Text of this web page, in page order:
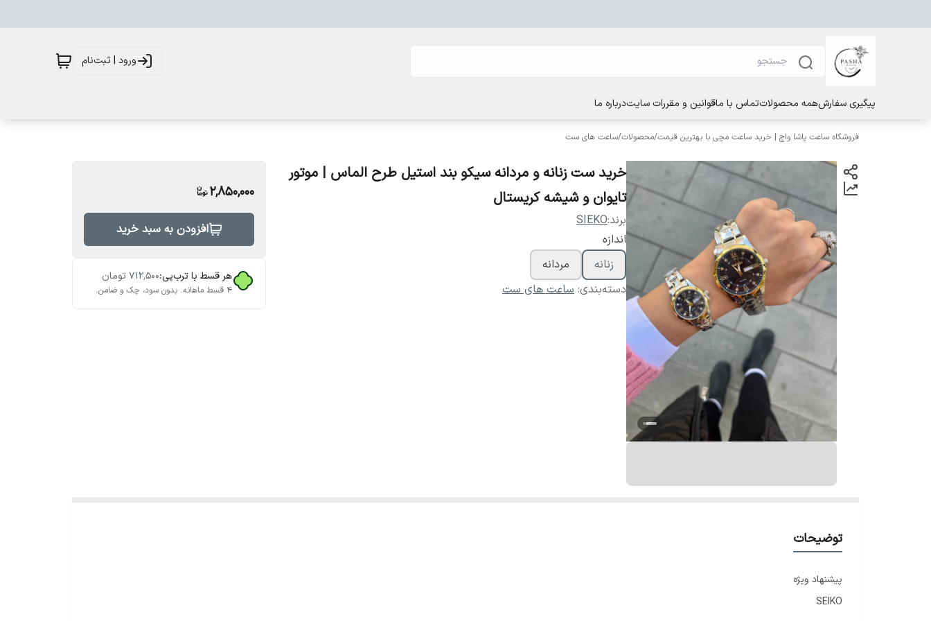
ورود | ثبت‌نام
پیگیری سفارشهمه محصولاتتماس با ماقوانین و مقررات سایتدرباره ما
فروشگاه ساعت پاشا واچ | خرید ساعت مچی با بهترین قیمت/محصولات/ساعت های ست
خرید ست زنانه و مردانه سیکو بند استیل طرح الماس | موتور
تایوان و شیشه کریستال
برند:SIEKO
اندازه
زنانه
مردانه
دسته‌بندی: ساعت های ست
2,850,000
افزودن به سبد خرید
هر قسط با ترب‌پی:۷۱۲٬۵۰۰تومان
۴ قسط ماهانه. بدون سود، چک و ضامن.
توضیحات
پیشنهاد ویژه
SEIKO